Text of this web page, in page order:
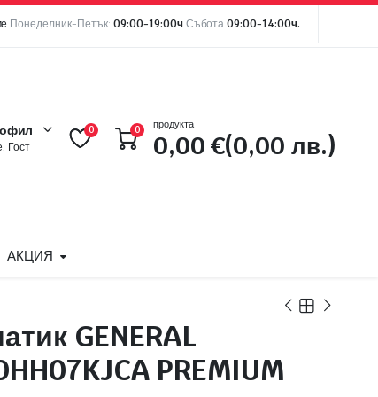
Понеделник-Петък: 09:00-19:00ч Събота 09:00-14:00ч.
Гост
0 0 продукта
0,00€(0,00 лв.)
АКЦИЯ
GENERAL
PREMIUM